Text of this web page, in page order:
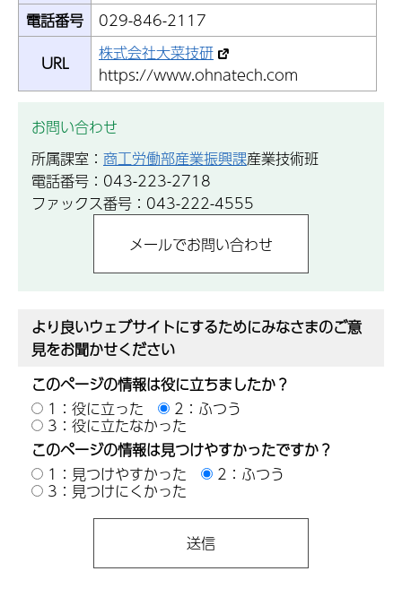
電話番号
029-846-2117
URL
株式会社大菜技研
https://www.ohnatech.com
お問い合わせ
所属課室： 商工労働部産業振興課産業技術班
電話番号：043-223-2718
ファックス番号：043-222-4555
より良いウェブサイトにするためにみなさまのご意
見をお聞かせください
このページの情報は役に立ちましたか？
1：役に立った
2：ふつう
3：役に立たなかった
このページの情報は見つけやすかったですか？
1：見つけやすかった
2：ふつう
3：見つけにくかった